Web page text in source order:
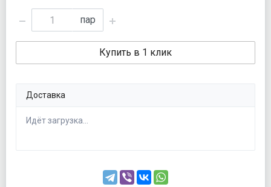
пар
Купить в 1 клик
Доставка
Идёт загрузка...